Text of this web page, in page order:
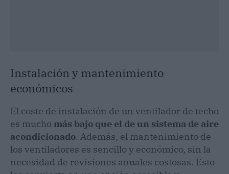
Instalación y mantenimiento
económicos
El coste de instalación de un ventilador de techo
es mucho más bajo que el de un sistema de aire
acondicionado. Además, el mantenimiento de
los ventiladores es sencillo y económico, sin la
necesidad de revisiones anuales costosas. Esto